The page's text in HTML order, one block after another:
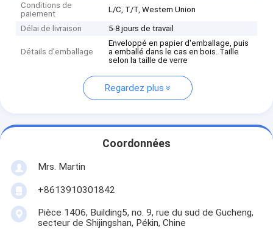
Conditions de
paiement
L/C, T/T, Western Union
Délai de livraison 5-8 jours de travail
Détails d'emballage
Enveloppé en papier d'emballage, puis
a emballé dans le cas en bois. Taille
selon la taille de verre
Regardez plus
Coordonnées
Mrs. Martin
+8613910301842
Pièce 1406, Building5, no. 9, rue du sud de Gucheng,
secteur de Shijingshan, Pékin, Chine